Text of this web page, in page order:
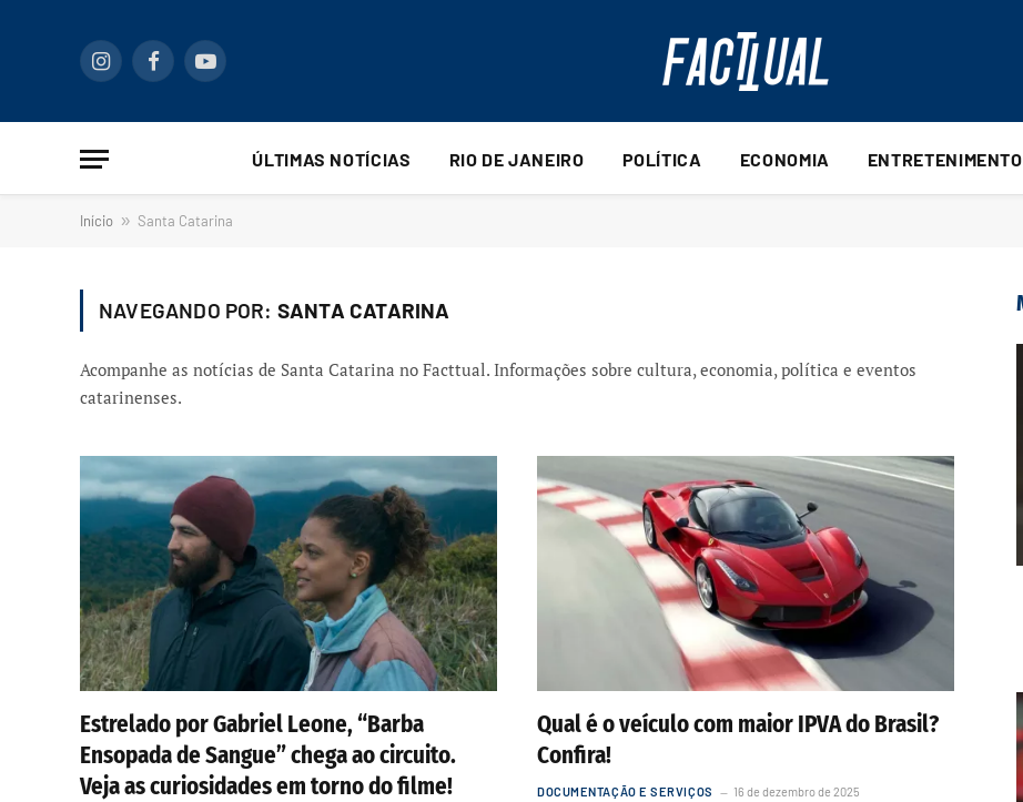
InstagramFacebookYouTube
ÚLTIMAS NOTÍCIAS RIO DE JANEIRO POLÍTICA ECONOMIA ENTRETENIMENTO
Início » Santa Catarina
NAVEGANDO POR: SANTA CATARINA
Acompanhe as notícias de Santa Catarina no Facttual. Informações sobre cultura, economia, política e eventos
catarinenses.
Estrelado por Gabriel Leone, “Barba
Ensopada de Sangue” chega ao circuito.
Veja as curiosidades em torno do filme!
Qual é o veículo com maior IPVA do Brasil?
Confira!
DOCUMENTAÇÃO E SERVIÇOS 16 de dezembro de 2025